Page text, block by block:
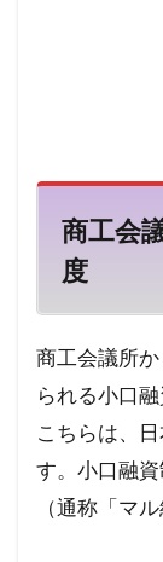
商工会
度
商工会議所
られる小口
こちらは、
す。 小口融
（通称「マ